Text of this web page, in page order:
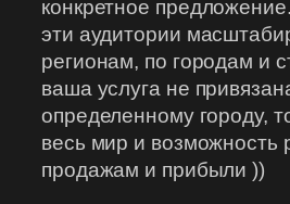
конкретное
эти аудитории
регионам, по городам и
ваша услуга не
определенному городу,
весь мир и возможность
продажам и прибыли ))